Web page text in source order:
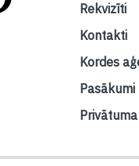
Rekvizīti
Kontakti
Kordes
Pasākumi